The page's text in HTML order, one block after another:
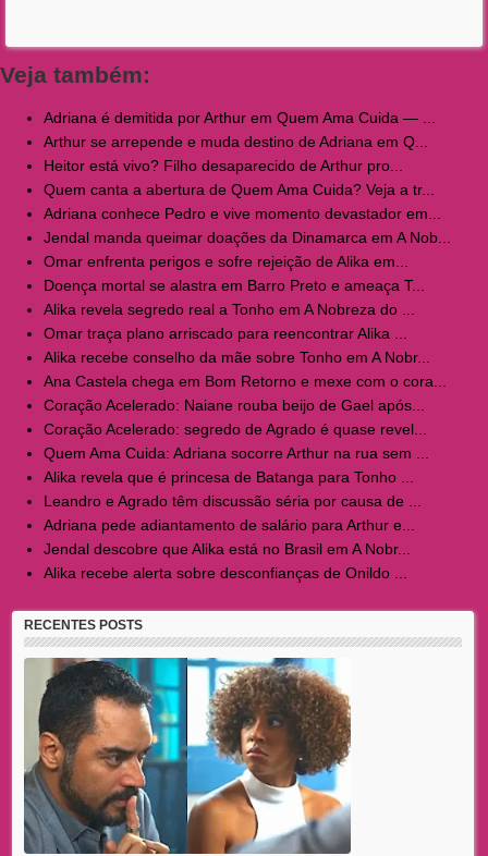
Veja também:
Adriana é demitida por Arthur em Quem Ama Cuida — ...
Arthur se arrepende e muda destino de Adriana em Q...
Heitor está vivo? Filho desaparecido de Arthur pro...
Quem canta a abertura de Quem Ama Cuida? Veja a tr...
Adriana conhece Pedro e vive momento devastador em...
Jendal manda queimar doações da Dinamarca em A Nob...
Omar enfrenta perigos e sofre rejeição de Alika em...
Doença mortal se alastra em Barro Preto e ameaça T...
Alika revela segredo real a Tonho em A Nobreza do ...
Omar traça plano arriscado para reencontrar Alika ...
Alika recebe conselho da mãe sobre Tonho em A Nobr...
Ana Castela chega em Bom Retorno e mexe com o cora...
Coração Acelerado: Naiane rouba beijo de Gael após...
Coração Acelerado: segredo de Agrado é quase revel...
Quem Ama Cuida: Adriana socorre Arthur na rua sem ...
Alika revela que é princesa de Batanga para Tonho ...
Leandro e Agrado têm discussão séria por causa de ...
Adriana pede adiantamento de salário para Arthur e...
Jendal descobre que Alika está no Brasil em A Nobr...
Alika recebe alerta sobre desconfianças de Onildo ...
RECENTES POSTS